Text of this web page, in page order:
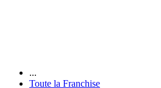
...
Toute la Franchise